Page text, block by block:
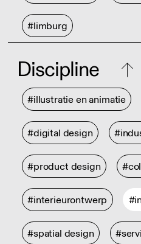
#limburg
Discipline
#illustratie en animatie
#digital design
#product design
#interieurontwerp
#spatial design